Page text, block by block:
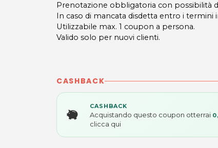
Prenotazione obbligatoria con possibilità
In caso di mancata disdetta entro i termini
Utilizzabile max. 1 coupon a persona.
Valido solo per nuovi clienti.
CASHBACK
CASHBACK
Acquistando questo coupon otterrai
clicca qui